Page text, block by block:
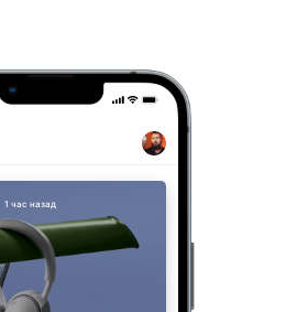
1 час назад